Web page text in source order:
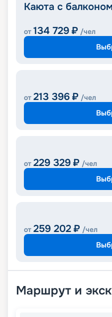
Каюта с
от 134 729 ₽ /чел
от 213 396 ₽ /чел
от 229 329 ₽ /чел
от 259 202 ₽ /чел
Маршрут и